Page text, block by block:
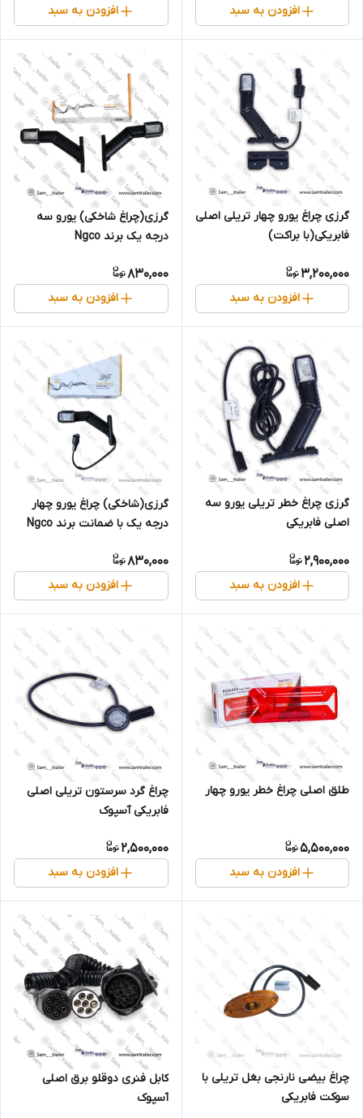
افزودن به سبد افزودن به سبد
گرزی چراغ یورو چهار تریلی اصلی
فابریکی(با براکت)
3,200,000
افزودن به سبد
گرزی(چراغ شاخکی) یورو سه
درجه یک برند Ngco
830,000
افزودن به سبد
گرزی چراغ خطر تریلی یورو سه
اصلی فابریکی
2,900,000
افزودن به سبد
گرزی(شاخکی) چراغ یورو چهار
درجه یک با ضمانت برند Ngco
830,000
افزودن به سبد
طلق اصلی چراغ خطر یورو چهار
5,500,000
افزودن به سبد
چراغ گرد سرستون تریلی اصلی
فابریکی آسپوک
2,500,000
افزودن به سبد
چراغ بیضی نارنجی بغل تریلی با
سوکت فابریکی
کابل فنری دوقلو برق اصلی
آسپوک